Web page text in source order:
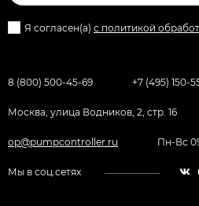
Я согласен(a) с политикой
8 (800) 500-45-69 +7 (495) 150-
Москва, улица Водников, 2, стр. 16
op@pumpcontroller.ru Пн-Вс
Мы в соц.сетях